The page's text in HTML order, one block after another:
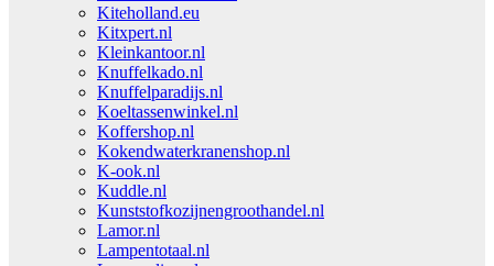
Kiteholland.eu
Kitxpert.nl
Kleinkantoor.nl
Knuffelkado.nl
Knuffelparadijs.nl
Koeltassenwinkel.nl
Koffershop.nl
Kokendwaterkranenshop.nl
K-ook.nl
Kuddle.nl
Kunststofkozijnengroothandel.nl
Lamor.nl
Lampentotaal.nl